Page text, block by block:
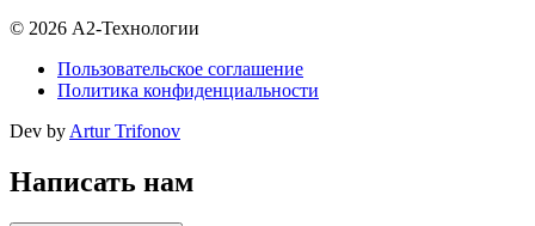
© 2026 А2-Технологии
Пользовательское соглашение
Политика конфиденциальности
Dev by Artur Trifonov
Написать нам